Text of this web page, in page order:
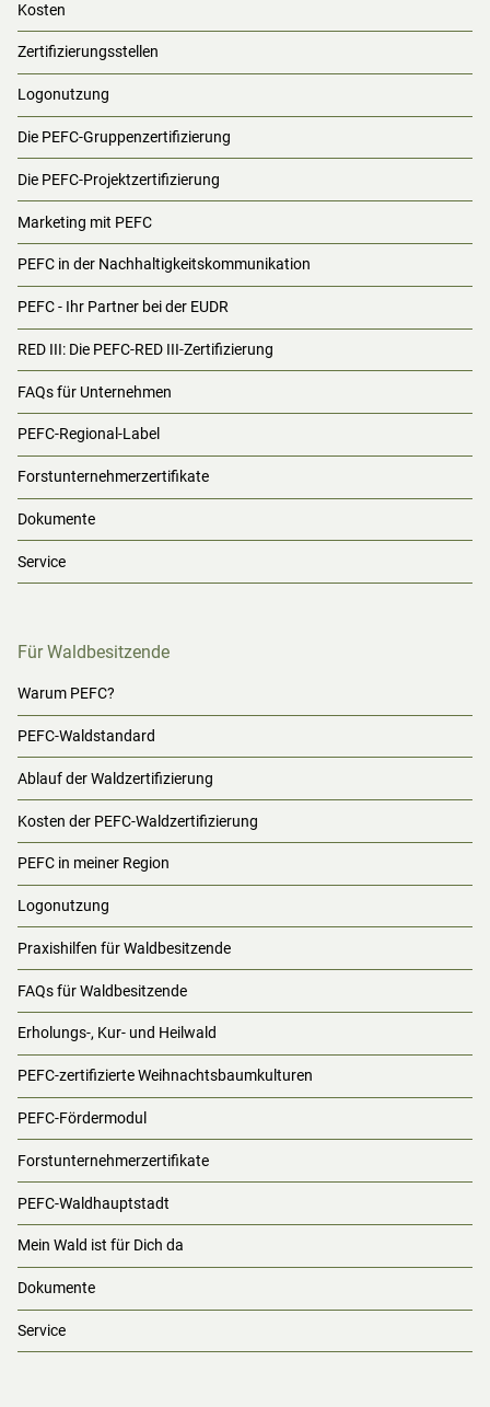
Kosten
Zertifizierungsstellen
Logonutzung
Die PEFC-Gruppenzertifizierung
Die PEFC-Projektzertifizierung
Marketing mit PEFC
PEFC in der Nachhaltigkeitskommunikation
PEFC - Ihr Partner bei der EUDR
RED III: Die PEFC-RED III-Zertifizierung
FAQs für Unternehmen
PEFC-Regional-Label
Forstunternehmerzertifikate
Dokumente
Service
Für Waldbesitzende
Warum PEFC?
PEFC-Waldstandard
Ablauf der Waldzertifizierung
Kosten der PEFC-Waldzertifizierung
PEFC in meiner Region
Logonutzung
Praxishilfen für Waldbesitzende
FAQs für Waldbesitzende
Erholungs-, Kur- und Heilwald
PEFC-zertifizierte Weihnachtsbaumkulturen
PEFC-Fördermodul
Forstunternehmerzertifikate
PEFC-Waldhauptstadt
Mein Wald ist für Dich da
Dokumente
Service